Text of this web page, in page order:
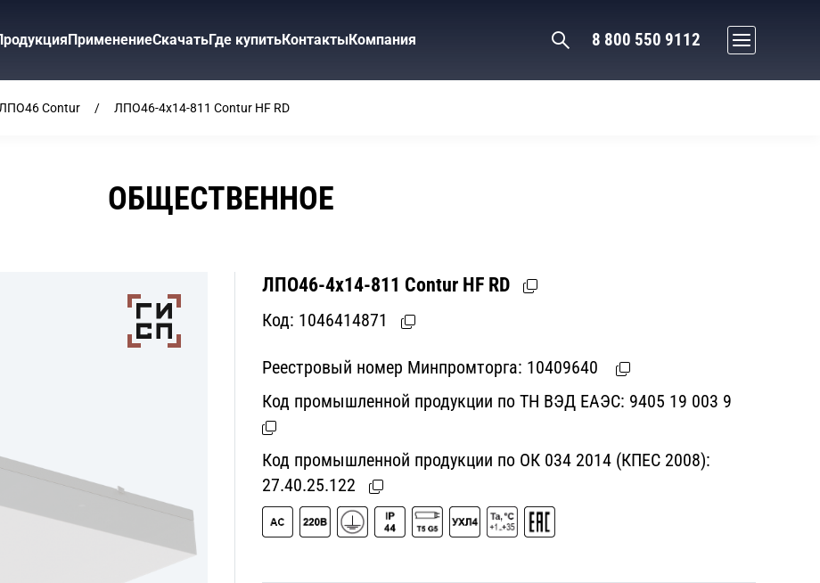
ПрименениеСкачатьГде купитьКонтактыКомпания 8 800 550 9112
ЛПО46 Contur ЛПО46-4х14-811 Contur HF RD
ОБЩЕСТВЕННОЕ
ЛПО46-4х14-811 Contur HF RD
Код: 1046414871
Реестровый номер Минпромторга: 10409640
Код промышленной продукции по ТН ВЭД ЕАЭС: 9405 19 003 9
Код промышленной продукции по ОК 034 2014 (КПЕС 2008):
27.40.25.122